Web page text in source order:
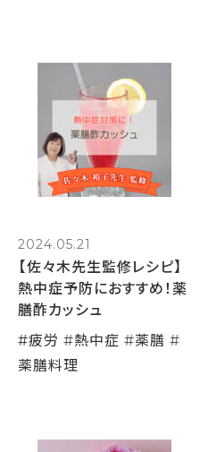
2024.05.21
【佐々木先生監修レシピ】
熱中症予防におすすめ！薬
膳酢カッシュ
#疲労 #熱中症 #薬膳 #
薬膳料理